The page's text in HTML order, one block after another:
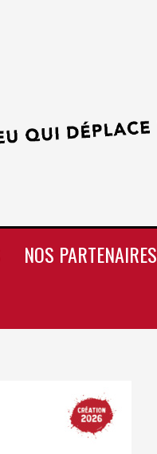
NOS PARTENAIRES